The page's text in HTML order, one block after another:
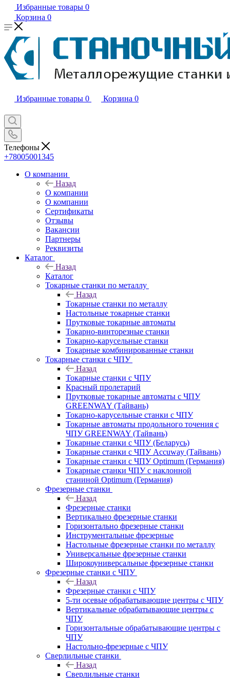
Избранные товары 0
Корзина 0
Избранные товары 0 Корзина 0
Телефоны
+78005001345
О компании
Назад
О компании
О компании
Сертификаты
Отзывы
Вакансии
Партнеры
Реквизиты
Каталог
Назад
Каталог
Токарные станки по металлу
Назад
Токарные станки по металлу
Настольные токарные станки
Прутковые токарные автоматы
Токарно-винторезные станки
Токарно-карусельные станки
Токарные комбинированные станки
Токарные станки с ЧПУ
Назад
Токарные станки с ЧПУ
Красный пролетарий
Прутковые токарные автоматы с ЧПУ
GREENWAY (Тайвань)
Токарно-карусельные станки с ЧПУ
Токарные автоматы продольного точения с
ЧПУ GREENWAY (Тайвань)
Токарные станки с ЧПУ (Беларусь)
Токарные станки с ЧПУ Accuway (Тайвань)
Токарные станки с ЧПУ Optimum (Германия)
Токарные станки ЧПУ с наклонной
станиной Optimum (Германия)
Фрезерные станки
Назад
Фрезерные станки
Вертикально фрезерные станки
Горизонтально фрезерные станки
Инструментальные фрезерные
Настольные фрезерные станки по металлу
Универсальные фрезерные станки
Широкоуниверсальные фрезерные станки
Фрезерные станки с ЧПУ
Назад
Фрезерные станки с ЧПУ
5-ти осевые обрабатывающие центры с ЧПУ
Вертикальные обрабатывающие центры с
ЧПУ
Горизонтальные обрабатывающие центры с
ЧПУ
Настольно-фрезерные с ЧПУ
Сверлильные станки
Назад
Сверлильные станки